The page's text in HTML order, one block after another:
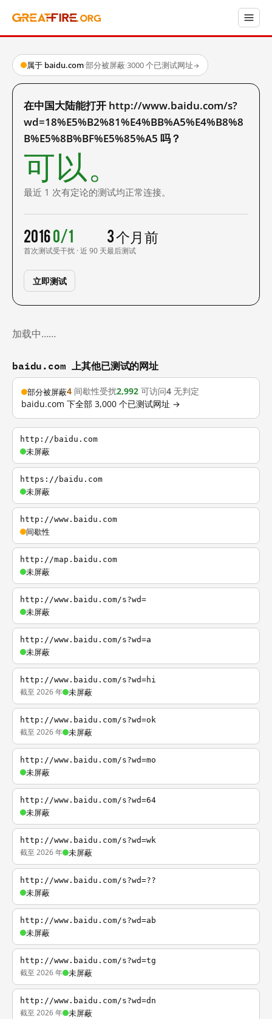
属于 baidu.com·部分被屏蔽·3000 个已测试网址→
在中国大陆能打开 http://www.baidu.com/s?
wd=18%E5%B2%81%E4%BB%A5%E4%B8%8
B%E5%8B%BF%E5%85%A5 吗？
可以。
最近 1 次有定论的测试均正常连接。
2016
首次测试
0/1
受干扰 · 近 90 天
3 个月前
最后测试
立即测试
加载中……
baidu.com 上其他已测试的网址
部分被屏蔽4 间歇性受扰2,992 可访问4 无判定
baidu.com 下全部 3,000 个已测试网址 →
http://baidu.com
未屏蔽
https://baidu.com
未屏蔽
http://www.baidu.com
间歇性
http://map.baidu.com
未屏蔽
http://www.baidu.com/s?wd=
未屏蔽
http://www.baidu.com/s?wd=a
未屏蔽
http://www.baidu.com/s?wd=hi
截至 2026 年 未屏蔽
http://www.baidu.com/s?wd=ok
截至 2026 年 未屏蔽
http://www.baidu.com/s?wd=mo
未屏蔽
http://www.baidu.com/s?wd=64
未屏蔽
http://www.baidu.com/s?wd=wk
截至 2026 年 未屏蔽
http://www.baidu.com/s?wd=??
未屏蔽
http://www.baidu.com/s?wd=ab
未屏蔽
http://www.baidu.com/s?wd=tg
截至 2026 年 未屏蔽
http://www.baidu.com/s?wd=dn
截至 2026 年 未屏蔽